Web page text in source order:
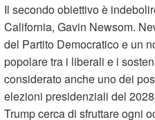
Il secondo obiettivo è
California, Gavin Newsom.
del Partito Democratico e un
popolare tra i liberali e i
considerato anche uno dei
elezioni presidenziali del
Trump cerca di sfruttare ogni